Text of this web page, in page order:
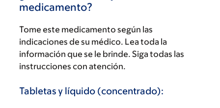
medicamento?
Tome este medicamento según las
indicaciones de su médico. Lea toda la
información que se le brinde. Siga todas las
instrucciones con atención.
Tabletas y líquido (concentrado):